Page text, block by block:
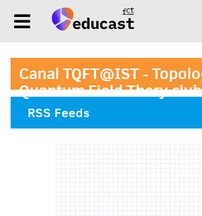
Canal TQFT@IST -
Quantum Field Thery club
RSS Feeds